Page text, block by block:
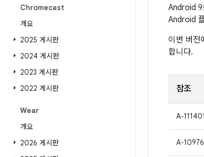
Chromecast
개요
2025 게시판
2024 게시판
2023 게시판
2022 게시판
Wear
개요
2026 게시판
Android 9
Android
이번 버전
합니다.
참조
A-
A-